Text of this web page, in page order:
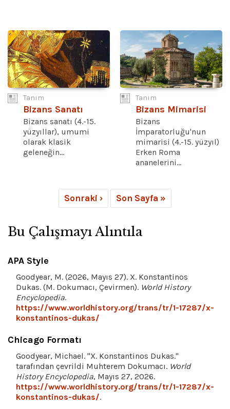
Tanım
Bizans Sanatı
Bizans sanatı (4.-15.
yüzyıllar), umumi
olarak klasik
geleneğin...
Tanım
Bizans Mimarisi
Bizans
İmparatorluğu'nun
mimarisi (4.-15. yüzyıl)
Erken Roma
ananelerini...
Sonraki › Son Sayfa »
Bu Çalışmayı Alıntıla
APA Style
Goodyear, M. (2026, Mayıs 27). X. Konstantinos
Dukas. (M. Dokumacı, Çevirmen). World History
Encyclopedia.
https://www.worldhistory.org/trans/tr/1-17287/x-
konstantinos-dukas/
Chicago Formatı
Goodyear, Michael. "X. Konstantinos Dukas."
tarafından çevrildi Muhterem Dokumacı. World
History Encyclopedia, Mayıs 27, 2026.
https://www.worldhistory.org/trans/tr/1-17287/x-
konstantinos-dukas/.